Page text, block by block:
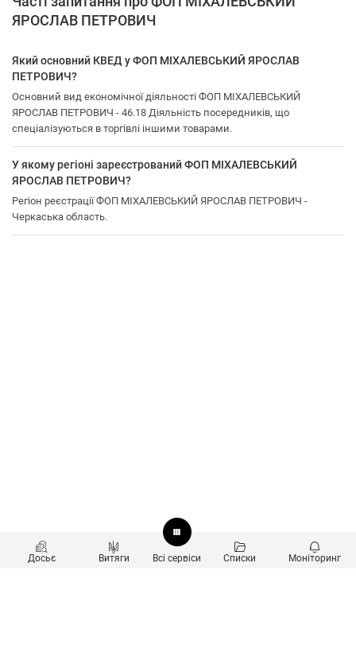
ЯРОСЛАВ ПЕТРОВИЧ
Який основний КВЕД у ФОП МІХАЛЕВСЬКИЙ ЯРОСЛАВ
ПЕТРОВИЧ?
Основний вид економічної діяльності ФОП МІХАЛЕВСЬКИЙ
ЯРОСЛАВ ПЕТРОВИЧ - 46.18 Діяльність посередників, що
спеціалізуються в торгівлі іншими товарами.
У якому регіоні зареєстрований ФОП МІХАЛЕВСЬКИЙ
ЯРОСЛАВ ПЕТРОВИЧ?
Регіон реєстрації ФОП МІХАЛЕВСЬКИЙ ЯРОСЛАВ ПЕТРОВИЧ -
Черкаська область.
Досьє Витяги Всі сервіси Списки Моніторинг